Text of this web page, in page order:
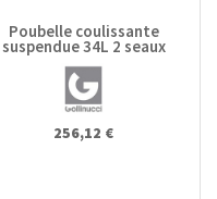
Poubelle coulissante
suspendue 34L 2 seaux
256,12 €